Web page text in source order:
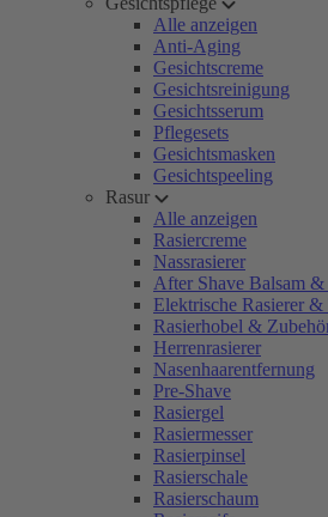
Alle anzeigen
Anti-Aging
Gesichtscreme
Gesichtsreinigung
Gesichtsserum
Pflegesets
Gesichtsmasken
Gesichtspeeling
Rasur
Alle anzeigen
Rasiercreme
Nassrasierer
After Shave Balsam
Elektrische Rasierer
Rasierhobel &
Herrenrasierer
Nasenhaarentfernung
Pre-Shave
Rasiergel
Rasiermesser
Rasierpinsel
Rasierschale
Rasierschaum